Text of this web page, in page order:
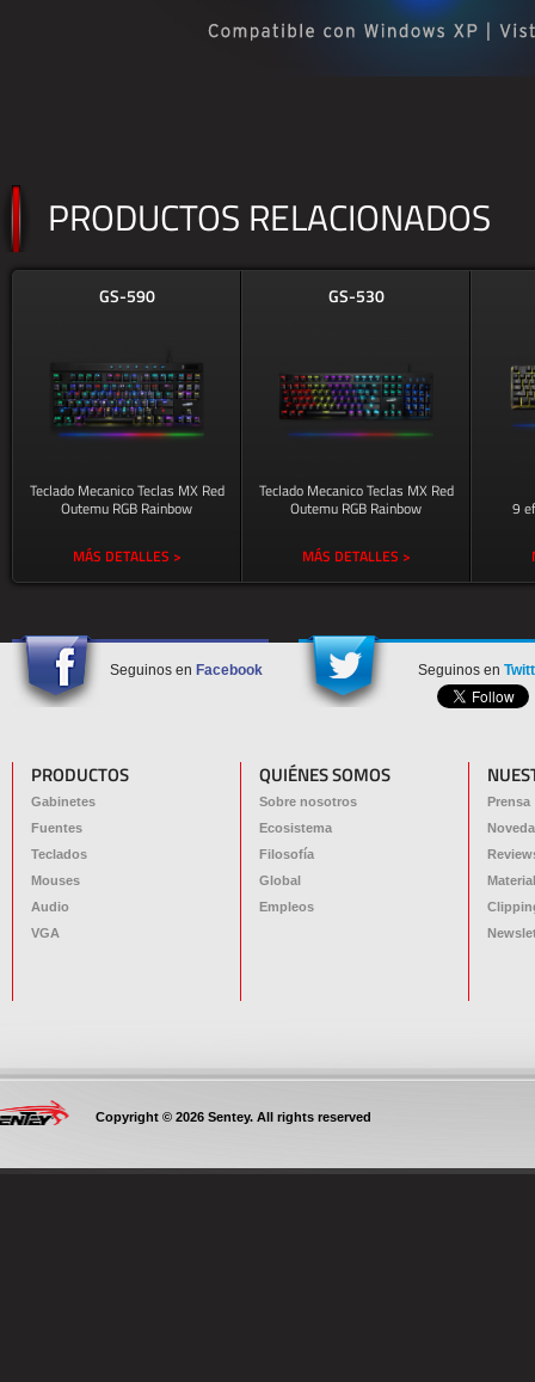
PRODUCTOS RELACIONADOS
GS-590
Teclado Mecanico Teclas MX Red
Outemu RGB Rainbow
MÁS DETALLES >
GS-530
Teclado Mecanico Teclas MX Red
Outemu RGB Rainbow
MÁS DETALLES >
9
Seguinos en Facebook Seguinos en
PRODUCTOS
Gabinetes
Fuentes
Teclados
Mouses
Audio
VGA
QUIÉNES SOMOS
Sobre nosotros
Ecosistema
Filosofía
Global
Empleos
Prensa
Copyright © 2026 Sentey. All rights reserved